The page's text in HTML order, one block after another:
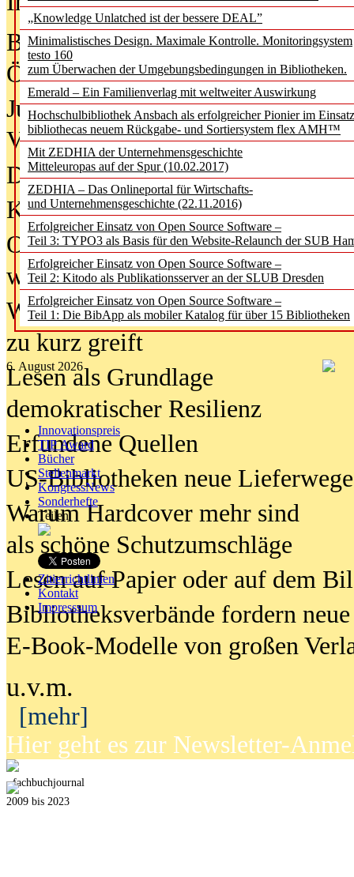
„Knowledge Unlatched ist der bessere DEAL”
Minimalistisches Design. Maximale Kontrolle. Monitoringsystem
testo 160
zum Überwachen der Umgebungsbedingungen in Bibliotheken.
Emerald – Ein Familienverlag mit weltweiter Auswirkung
Hochschulbibliothek Ansbach als erfolgreicher Pionier im
bibliothecas neuem Rückgabe- und Sortiersystem flex AMH™
Mit ZEDHIA der Unternehmensgeschichte
Mitteleuropas auf der Spur (10.02.2017)
ZEDHIA – Das Onlineportal für Wirtschafts-
und Unternehmensgeschichte (22.11.2016)
Erfolgreicher Einsatz von Open Source Software –
Teil 3: TYPO3 als Basis für den Website-Relaunch der SUB
Erfolgreicher Einsatz von Open Source Software –
Teil 2: Kitodo als Publikationsserver an der SLUB Dresden
Erfolgreicher Einsatz von Open Source Software –
Teil 1: Die BibApp als mobiler Katalog für über 15 Bibliotheken
6. August 2026
Innovationspreis
TIP Award
Bücher
Stellenmarkt
KongressNews
Sonderhefte
Teilen
Zitierrichtlinien
Kontakt
Impresssum
Bürgerforum fordert mehr
Öffentlichkeit
Jugendliche wollen besseren
Verbote
Digitale Langzeit­archi­vierung
KI-Chatbots werden Teil der
Offene Infrastrukturen für
wissenschaftliche
Warum die Debatte über KI-Texte
zu kurz greift
Lesen als Grundlage
demokratischer Resilienz
Erfundene Quellen
US-Bibliotheken neue Lieferwege
Warum Hardcover mehr sind
als schöne Schutzumschläge
Lesen auf Papier oder auf dem
Bibliotheksverbände fordern neue
E-Book-Modelle von großen
u.v.m.
[mehr]
Hier geht es zur Newsletter-
fachbuchjournal
2009 bis 2023